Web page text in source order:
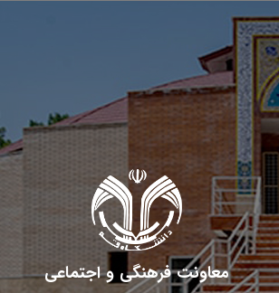
معاونت فرهنگی و اجتماعی